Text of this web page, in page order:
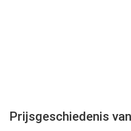
Prijsgeschiedenis